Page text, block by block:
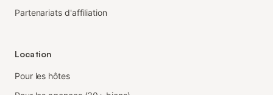
Partenariats d'affiliation
Location
Pour les hôtes